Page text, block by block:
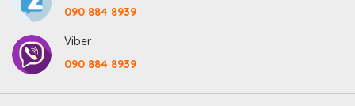
090 884 8939
Viber
090 884 8939